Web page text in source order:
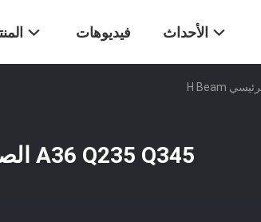
فيديوهات الأحداث
A36 Q235 Q345 الصلب الكربوني الرئيسي H Beam